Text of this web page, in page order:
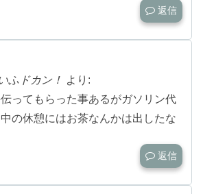
返信
ふドカン！ より:
ってもらった事あるがガソリン代
の休憩にはお茶なんかは出したな
返信